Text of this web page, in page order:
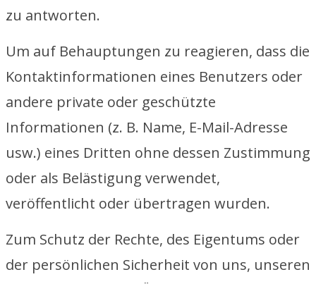
zu antworten.
Um auf Behauptungen zu reagieren, dass die
Kontaktinformationen eines Benutzers oder
andere private oder geschützte
Informationen (z. B. Name, E-Mail-Adresse
usw.) eines Dritten ohne dessen Zustimmung
oder als Belästigung verwendet,
veröffentlicht oder übertragen wurden.
Zum Schutz der Rechte, des Eigentums oder
der persönlichen Sicherheit von uns, unseren